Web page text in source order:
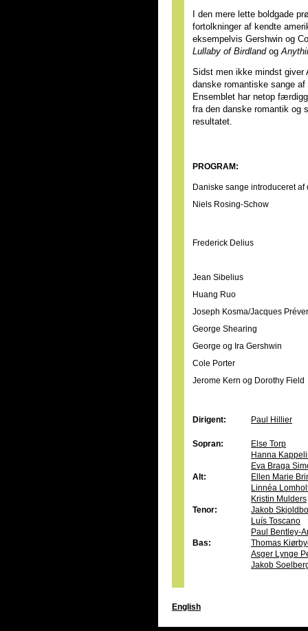
I den mere lette boldgade
fortolkninger af kendte
eksempelvis Gershwin og
Lullaby of Birdland og
Sidst men ikke mindst
danske romantiske sange
Ensemblet har netop
fra den danske romantik og
resultatet.
PROGRAM:
Daniske sange introduceret
Niels Rosing-Schow
Frederick Delius
Jean Sibelius
Huang Ruo
Joseph Kosma/Jacques
George Shearing
George og Ira Gershwin
Cole Porter
Jerome Kern og Dorothy Field
Dirigent: Paul Hillier
Sopran:
Else Torp
Hanna
Eva Braga
Alt:
Ellen Marie
Linnéa
Kristin Mulders
Tenor:
Jakob
Luís Toscano
Paul Bentley-
Bas:
Thomas
Asger Lynge
Jakob
English